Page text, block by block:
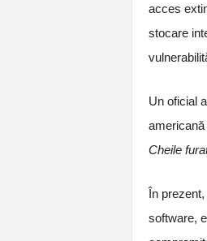
acces
stocare
Un oficial
Cheile
În
software,